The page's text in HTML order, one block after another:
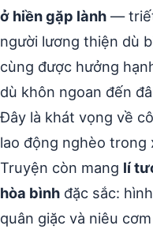
ở hiền gặp lành —
người lương thiện dù
cùng được hưởng
dù khôn ngoan đến
Đây là khát vọng về
lao động nghèo trong
Truyện còn mang lí
hòa bình đặc sắc:
quân giặc và niêu